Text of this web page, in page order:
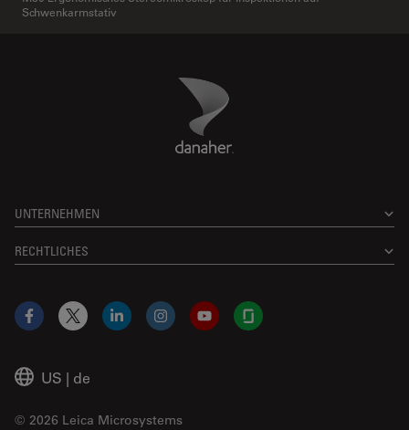
Schwenkarmstativ
Danaher Logo
UNTERNEHMEN
RECHTLICHES
US | de
© 2026 Leica Microsystems
Facebook
X LinkedInInstagramYouTubeGlassdoor